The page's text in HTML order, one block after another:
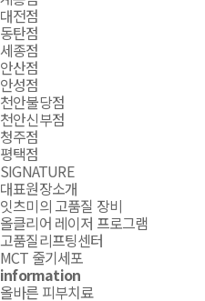
대전점
동탄점
세종점
안산점
안성점
천안불당점
천안신부점
청주점
평택점
SIGNATURE
대표원장소개
잇츠미의 고품질 장비
올클리어 레이저 프로그램
고품질리프팅센터
MCT 줄기세포
information
올바른 피부치료